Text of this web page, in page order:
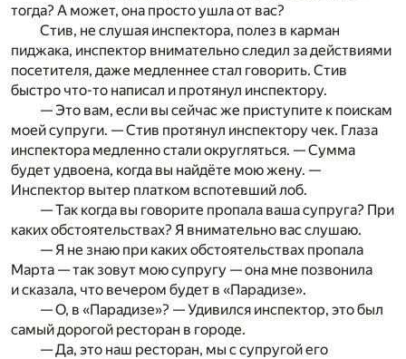
тогда? А может, она просто ушла от вас?
Стив, не слушая инспектора, полез в карман
пиджака, инспектор внимательно следил за действиями
посетителя, даже медленнее стал говорить. Стив
быстро что-то написал и протянул инспектору.
— Это вам, если вы сейчас же приступите к поискам
моей супруги. — Стив протянул инспектору чек. Глаза
инспектора медленно стали округляться. — Сумма
будет удвоена, когда вы найдёте мою жену. —
Инспектор вытер платком вспотевший лоб.
— Так когда вы говорите пропала ваша супруга? При
каких обстоятельствах? Я внимательно вас слушаю.
— Я не знаю при каких обстоятельствах пропала
Марта — так зовут мою супругу — она мне позвонила
и сказала, что вечером будет в «Парадизе».
— О, в «Парадизе»? — Удивился инспектор, это был
самый дорогой ресторан в городе.
— Да, это наш ресторан, мы с супругой его